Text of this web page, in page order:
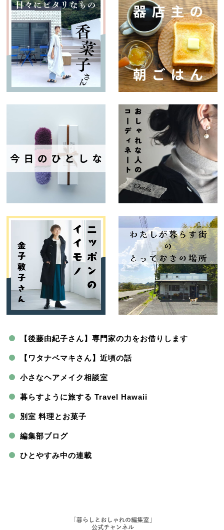
【後藤由紀子さん】専門家の力をお借りします
【ワタナベマキさん】近頃の話
小さなヘアメイク相談室
暮らすように旅する Travel Hawaii
別室 料理とお菓子
編集部ブログ
ひとやすみ中の連載